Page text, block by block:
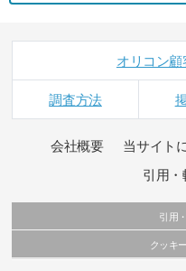
オリコン
調査方法
会社概要 当サイト
引用
引用
当サイトで公開されている情報（文字
置・編集および構造などについての著作
クッキ